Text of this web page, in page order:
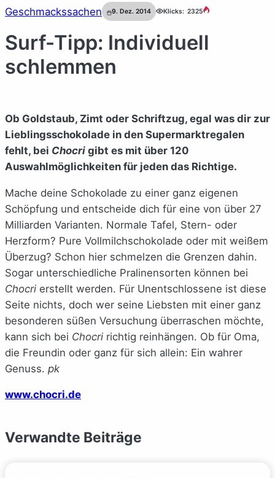
Geschmackssachen 9. Dez. 2014 Klicks: 2325
Surf-Tipp: Individuell
schlemmen
Ob Goldstaub, Zimt oder Schriftzug, egal was dir zur
Lieblingsschokolade in den Supermarktregalen
fehlt, bei Chocri gibt es mit über 120
Auswahlmöglichkeiten für jeden das Richtige.
Mache deine Schokolade zu einer ganz eigenen
Schöpfung und entscheide dich für eine von über 27
Milliarden Varianten. Normale Tafel, Stern- oder
Herzform? Pure Vollmilchschokolade oder mit weißem
Überzug? Schon hier schmelzen die Grenzen dahin.
Sogar unterschiedliche Pralinensorten können bei
Chocri erstellt werden. Für Unentschlossene ist diese
Seite nichts, doch wer seine Liebsten mit einer ganz
besonderen süßen Versuchung überraschen möchte,
kann sich bei Chocri richtig reinhängen. Ob für Oma,
die Freundin oder ganz für sich allein: Ein wahrer
Genuss. pk
www.chocri.de
Verwandte Beiträge